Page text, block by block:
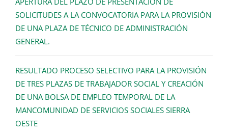
SOLICITUDES A LA CONVOCATORIA PARA LA PROVISIÓN
DE UNA PLAZA DE TÉCNICO DE ADMINISTRACIÓN
GENERAL.
RESULTADO PROCESO SELECTIVO PARA LA PROVISIÓN
DE TRES PLAZAS DE TRABAJADOR SOCIAL Y CREACIÓN
DE UNA BOLSA DE EMPLEO TEMPORAL DE LA
MANCOMUNIDAD DE SERVICIOS SOCIALES SIERRA
OESTE